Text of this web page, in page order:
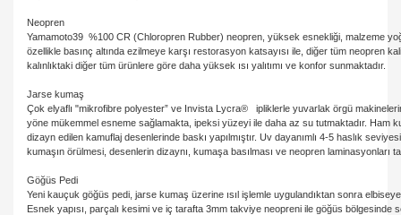
Neopren
Yamamoto39 %100 CR (Chloropren Rubber) neopren, yüksek esnekliği, malzeme
özellikle basınç altında ezilmeye karşı restorasyon katsayısı ile, diğer tüm neopren
kalınlıktaki diğer tüm ürünlere göre daha yüksek ısı yalıtımı ve konfor sunmaktadır.
Jarse kumaş
Çok elyaflı "mikrofibre polyester” ve Invista Lycra® ipliklerle yuvarlak örgü
yöne mükemmel esneme sağlamakta, ipeksi yüzeyi ile daha az su tutmaktadır. Ham
dizayn edilen kamuflaj desenlerinde baskı yapılmıştır. Uv dayanımlı 4-5 haslık
kumaşın örülmesi, desenlerin dizaynı, kumaşa basılması ve neopren laminasyonları
Göğüs Pedi
Yeni kauçuk göğüs pedi, jarse kumaş üzerine ısıl işlemle uygulandıktan sonra
Esnek yapısı, parçalı kesimi ve iç tarafta 3mm takviye neopreni ile göğüs